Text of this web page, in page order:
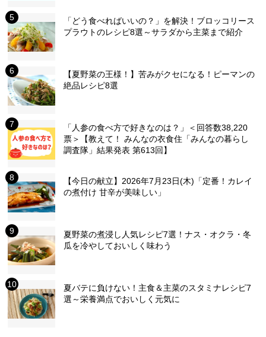
「どう食べればいいの？」を解決！ブロッコリース
プラウトのレシピ8選～サラダから主菜まで紹介
【夏野菜の王様！】苦みがクセになる！ピーマンの
絶品レシピ8選
「人参の食べ方で好きなのは？」＜回答数38,220
票＞【教えて！ みんなの衣食住「みんなの暮らし
調査隊」結果発表 第613回】
【今日の献立】2026年7月23日(木)「定番！カレイ
の煮付け 甘辛が美味しい」
夏野菜の煮浸し人気レシピ7選！ナス・オクラ・冬
瓜を冷やしておいしく味わう
夏バテに負けない！主食＆主菜のスタミナレシピ7
選～栄養満点でおいしく元気に